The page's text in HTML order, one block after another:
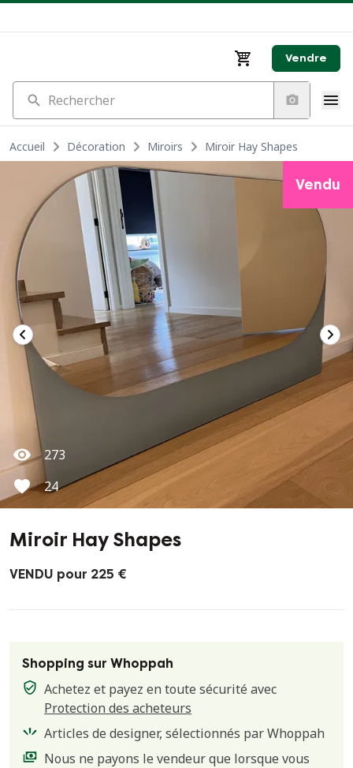
Vendre
Rechercher
Accueil Décoration Miroirs Miroir Hay Shapes
273
24
Vendu
Miroir Hay Shapes
VENDU pour 225 €
Shopping sur Whoppah
Achetez et payez en toute sécurité avec
Protection des acheteurs
Articles de designer, sélectionnés par Whoppah
Nous ne payons le vendeur que lorsque vous